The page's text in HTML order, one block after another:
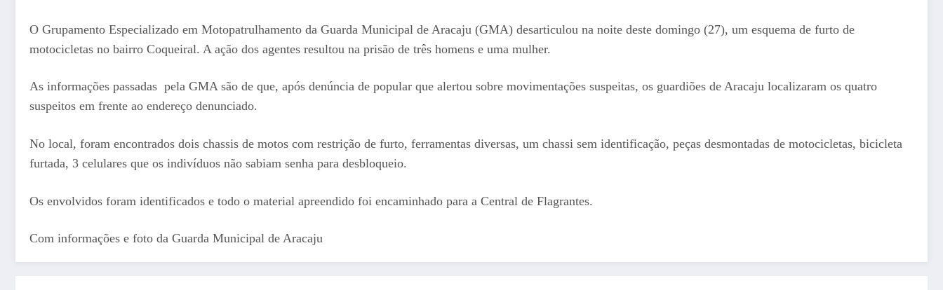
O Grupamento Especializado em Motopatrulhamento da Guarda Municipal de Aracaju (GMA) desarticulou na noite deste domingo (27), um esquema de furto de
motocicletas no bairro Coqueiral. A ação dos agentes resultou na prisão de três homens e uma mulher.
As informações passadas pela GMA são de que, após denúncia de popular que alertou sobre movimentações suspeitas, os guardiões de Aracaju localizaram os quatro
suspeitos em frente ao endereço denunciado.
No local, foram encontrados dois chassis de motos com restrição de furto, ferramentas diversas, um chassi sem identificação, peças desmontadas de motocicletas, bicicleta
furtada, 3 celulares que os indivíduos não sabiam senha para desbloqueio.
Os envolvidos foram identificados e todo o material apreendido foi encaminhado para a Central de Flagrantes.
Com informações e foto da Guarda Municipal de Aracaju